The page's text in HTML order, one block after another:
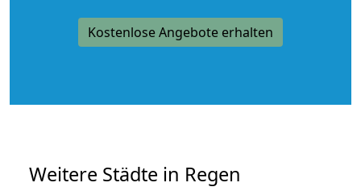
Kostenlose Angebote erhalten
Weitere Städte in Regen